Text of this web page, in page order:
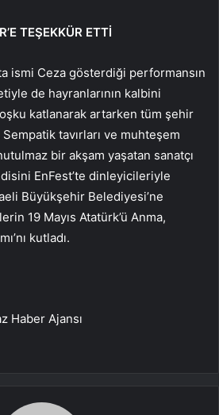
TEŞEKKÜR ETTİ
ismi Ceza gösterdiği performansın
de hayranlarının kalbini
katlanarak artarken tüm şehir
tavırları ve muhteşem
bir akşam yaşatan sanatçı
EnFest’te dinleyicileriyle
Büyükşehir Belediyesi’ne
19 Mayıs Atatürk’ü Anma,
kutladı.
Haber Ajansı